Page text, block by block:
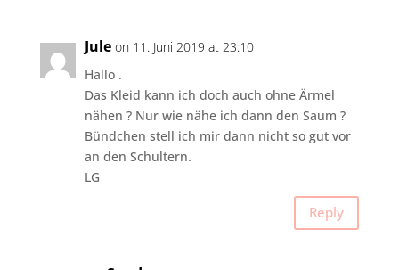
Jule on 11. Juni 2019 at 23:10
Hallo .
Das Kleid kann ich doch auch ohne Ärmel
nähen ? Nur wie nähe ich dann den Saum ?
Bündchen stell ich mir dann nicht so gut vor
an den Schultern.
LG
Reply